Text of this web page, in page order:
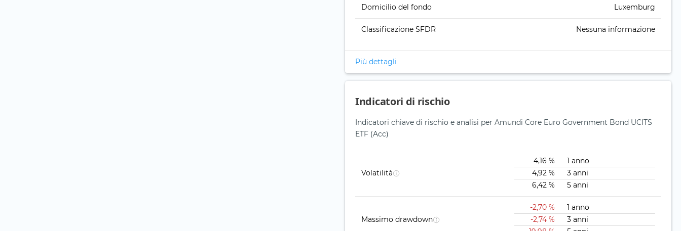
Domicilio del fondo Luxemburg
Classificazione SFDR Nessuna informazione
Più dettagli
Indicatori di rischio
Indicatori chiave di rischio e analisi per Amundi Core Euro Government Bond UCITS
ETF (Acc)
Volatilità
4,16 %
1 anno
4,92 %
3 anni
6,42 %
5 anni
Massimo drawdown
-2,70 %
1 anno
-2,74 %
3 anni